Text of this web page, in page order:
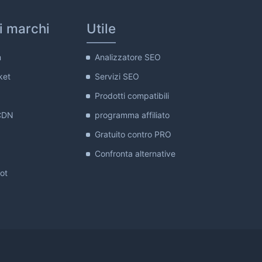
marchi Utile
Analizzatore SEO
Servizi SEO
Prodotti compatibili
programma affiliato
Gratuito contro PRO
Confronta alternative